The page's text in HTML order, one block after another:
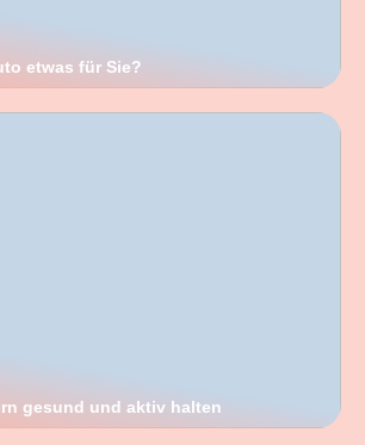
etwas für Sie?
gesund und aktiv halten